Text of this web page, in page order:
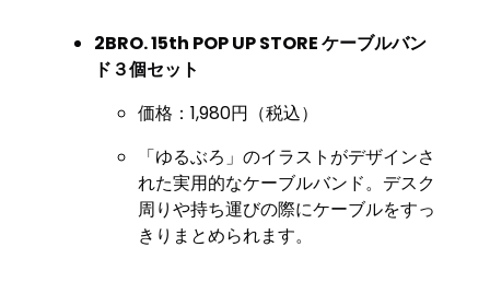
2BRO. 15th POP UP STORE ケーブルバン
ド３個セット
価格：1,980円（税込）
「ゆるぶろ」のイラストがデザインさ
れた実用的なケーブルバンド。デスク
周りや持ち運びの際にケーブルをすっ
きりまとめられます。